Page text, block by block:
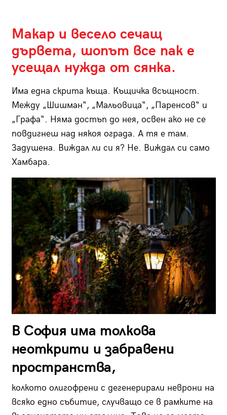
Макар и весело сечащ
дървета, шопът все пак е
усещал нужда от сянка.
Има една скрита къща. Къщичка всъщност.
Между „Шишман“, „Мальовица“, „Паренсов“ и
„Графа“. Няма достъп до нея, освен ако не се
повдигнеш над някоя ограда. А тя е там.
Задушена. Виждал ли си я? Не. Виждал си само
Хамбара.
В София има толкова
неоткрити и забравени
пространства,
колкото олигофрени с дегенерирали неврони на
всяко едно събитие, случващо се в рамките на